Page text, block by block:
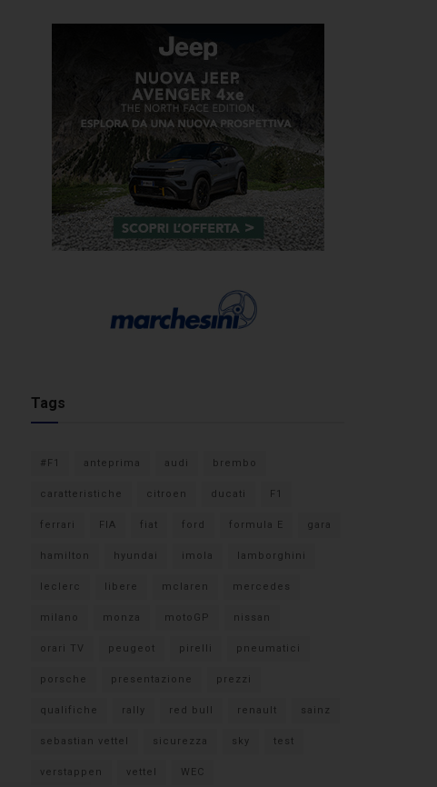
Tags
#F1 anteprima audi brembo
caratteristiche citroen ducati F1
ferrari FIA fiat ford formula E gara
hamilton hyundai imola lamborghini
leclerc libere mclaren mercedes
milano monza motoGP nissan
orari TV peugeot pirelli pneumatici
porsche presentazione prezzi
qualifiche rally red bull renault sainz
sebastian vettel sicurezza sky test
verstappen vettel WEC